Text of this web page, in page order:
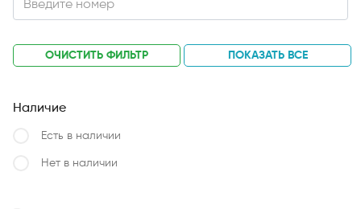
ОЧИСТИТЬ ФИЛЬТР ПОКАЗАТЬ ВСЕ
Наличие
Есть в наличии
Нет в наличии